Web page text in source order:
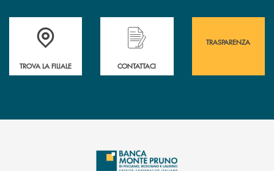
Accedi all' elenco completo&nbsp; delle&nbsp; filiali&nbsp; di Banca
TROVA LA FILIALE
Hai bisogno di assistenza immediata?
CONTATTACI
TRASPARENZA